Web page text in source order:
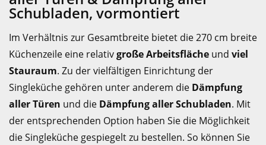
Schubladen, vormontiert
Im Verhältnis zur Gesamtbreite bietet die 270 cm breite
Küchenzeile eine relativgroße Arbeitsfläche und viel
Stauraum. Zu der vielfältigen Einrichtung der
Singleküche gehören unter anderem die Dämpfung
aller Türen und die Dämpfung aller Schubladen. Mit
der entsprechenden Option haben Sie die Möglichkeit
die Singleküche gespiegelt zu bestellen. So können Sie